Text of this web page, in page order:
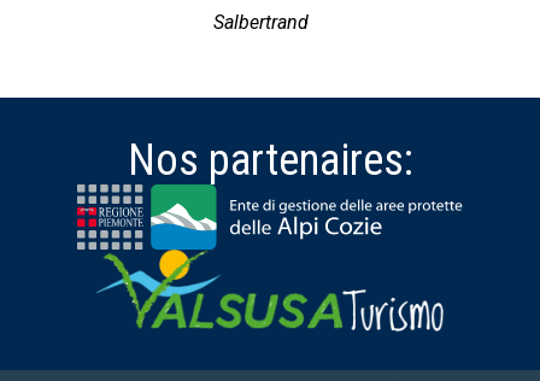
Salbertrand
Nos partenaires: